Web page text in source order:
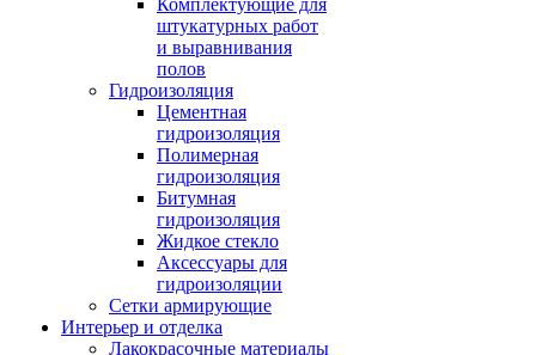
Комплектующие для
штукатурных работ
и выравнивания
полов
Гидроизоляция
Цементная
гидроизоляция
Полимерная
гидроизоляция
Битумная
гидроизоляция
Жидкое стекло
Аксессуары для
гидроизоляции
Сетки армирующие
Интерьер и отделка
Лакокрасочные материалы